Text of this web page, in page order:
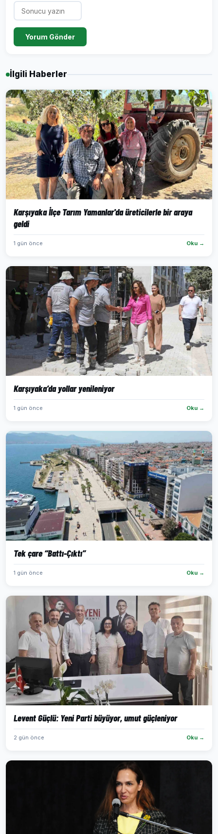
Yorum Gönder
İlgili Haberler
Karşıyaka İlçe Tarım Yamanlar'da üreticilerle bir araya
geldi
1 gün önce Oku →
Karşıyaka’da yollar yenileniyor
1 gün önce Oku →
Tek çare “Battı-Çıktı”
1 gün önce Oku →
Levent Güçlü: Yeni Parti büyüyor, umut güçleniyor
2 gün önce Oku →